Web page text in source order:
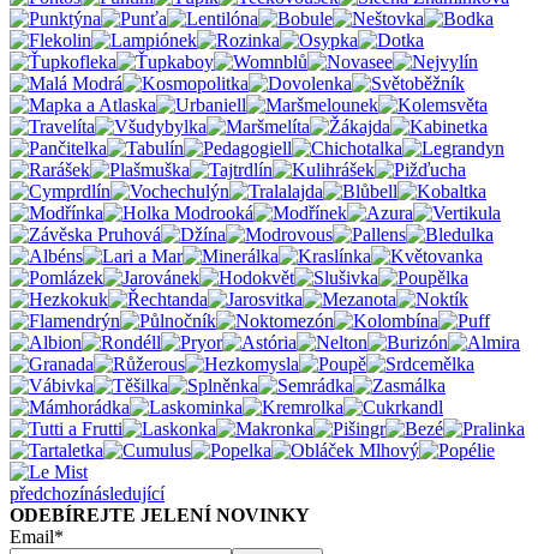
předchozínásledující
ODEBÍREJTE JELENÍ NOVINKY
Email*